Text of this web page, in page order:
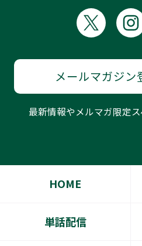
メールマガジン
最新情報やメルマガ限定
HOME
単話配信